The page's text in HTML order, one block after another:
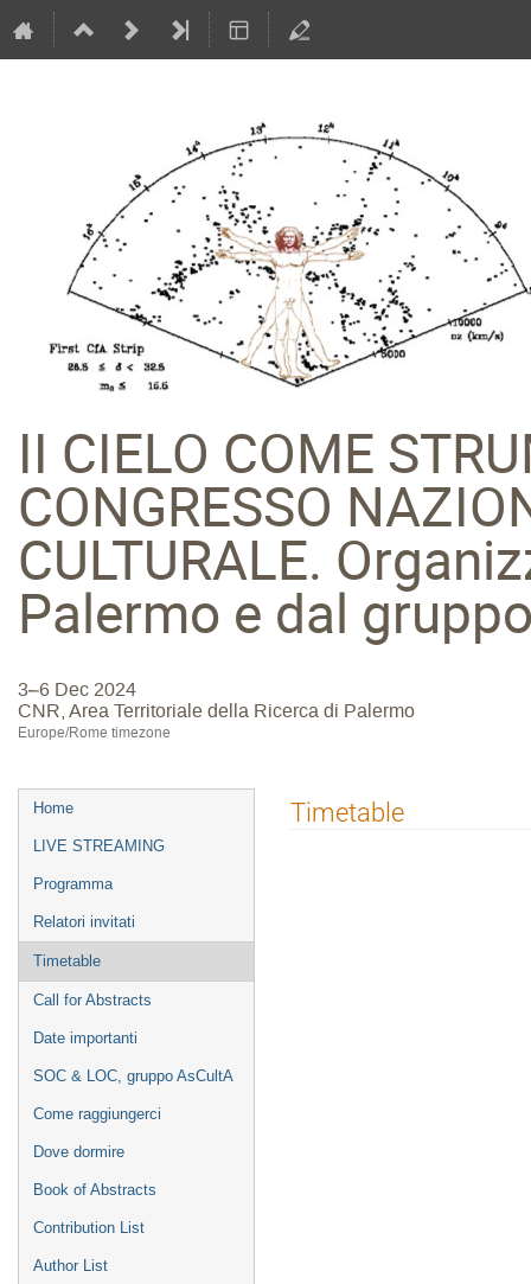
II CIELO COME
CONGRESSO
CULTURALE.
Palermo e dal
3–6 Dec 2024
CNR, Area Territoriale della Ricerca di Palermo
Europe/Rome timezone
Event
menu
Home
LIVE STREAMING
Programma
Relatori invitati
Timetable
Call for Abstracts
Date importanti
SOC & LOC, gruppo AsCultA
Come raggiungerci
Dove dormire
Book of Abstracts
Contribution List
Author List
Timetable